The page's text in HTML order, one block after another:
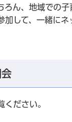
ろん、地域での
加して、一緒に
ください。